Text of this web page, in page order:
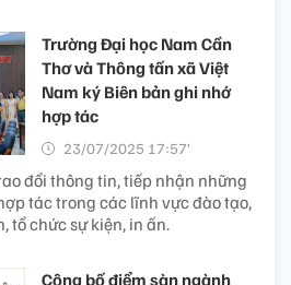
Trường Đại học Nam Cần
Thơ và Thông tấn xã Việt
Nam ký Biên bản ghi nhớ
hợp tác
23/07/2025 17:57’
đổi thông tin, tiếp nhận những
tác trong các lĩnh vực đào tạo,
tổ chức sự kiện, in ấn.
Công bố điểm sàn ngành